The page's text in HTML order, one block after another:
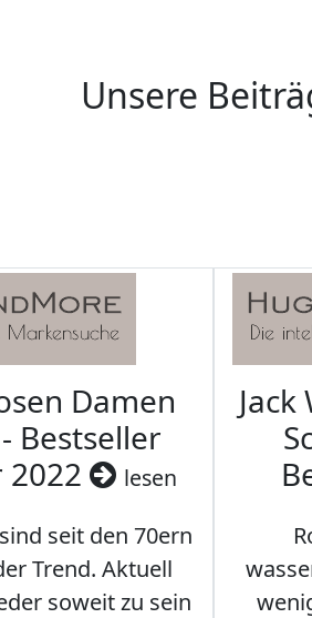
Unsere
Damen
Bestseller
2022
lesen
seit den 70ern
Trend. Aktuell
soweit zu sein